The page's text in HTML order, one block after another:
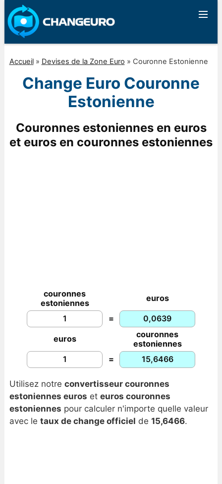
Accueil» Devises de la Zone Euro » Couronne Estonienne
Change Euro Couronne
Estonienne
Couronnes estoniennes en euros
et euros en couronnes estoniennes
couronnes
estoniennes
euros
=
euros
couronnes
estoniennes
=
Utilisez notre convertisseur couronnes
estoniennes euros et euros couronnes
estoniennes pour calculer n'importe quelle valeur
avec le taux de change officiel de 15,6466.